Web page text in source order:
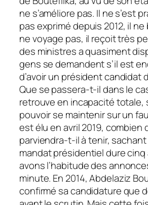
ne s’améliore pas. Il ne s’est
pas exprimé depuis 2012, il
ne voyage pas, il reçoit très
des ministres a quasiment
gens se demandent s’il est
d’avoir un président candidat
Que se passera-t-il dans le
retrouve en incapacité totale,
pouvoir se maintenir sur un
est élu en avril 2019, combien
parviendra-t-il à tenir,
mandat présidentiel dure cinq
avons l’habitude des
minute. En 2014, Abdelaziz
confirmé sa candidature que